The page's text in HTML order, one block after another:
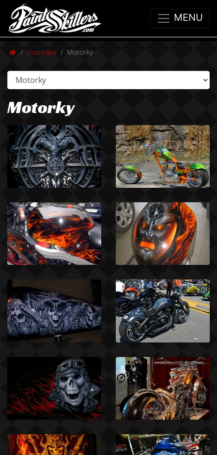
MENU
Inspirace Motorky
Motorky